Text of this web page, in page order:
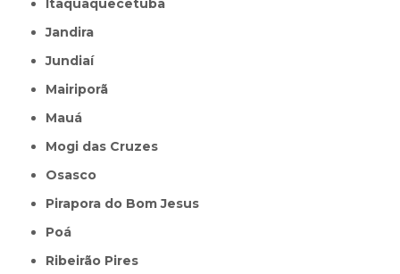
Jandira
Jundiaí
Mairiporã
Mauá
Mogi das Cruzes
Osasco
Pirapora do Bom Jesus
Poá
Ribeirão Pires